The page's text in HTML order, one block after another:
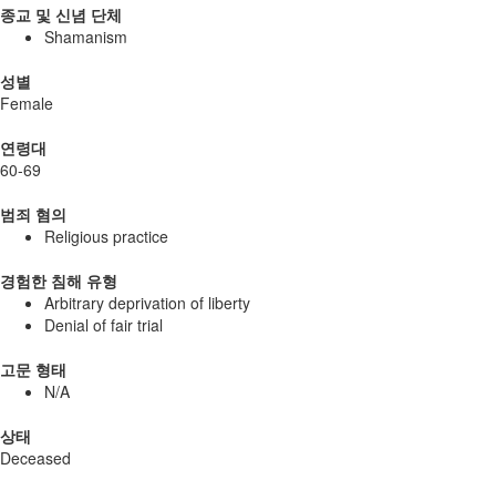
종교 및 신념 단체
Shamanism
성별
Female
연령대
60-69
범죄 혐의
Religious practice
경험한 침해 유형
Arbitrary deprivation of liberty
Denial of fair trial
고문 형태
N/A
상태
Deceased